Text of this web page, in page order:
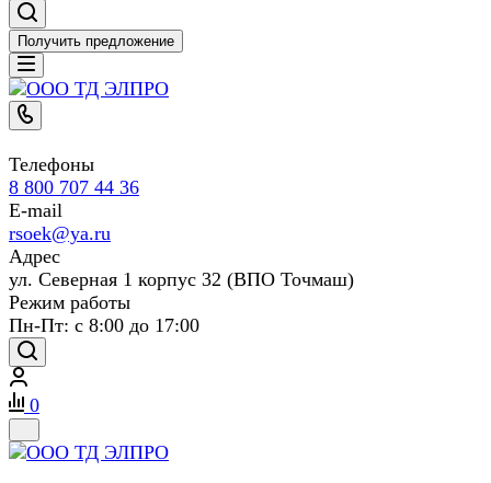
Получить предложение
Телефоны
8 800 707 44 36
E-mail
rsoek@ya.ru
Адрес
ул. Северная 1 корпус 32 (ВПО Точмаш)
Режим работы
Пн-Пт: с 8:00 до 17:00
0